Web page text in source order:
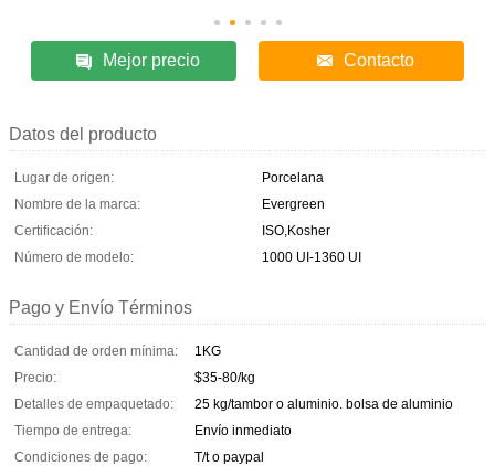
Mejor precio Contacto
Datos del producto
Lugar de origen:
Porcelana
Nombre de la marca:
Evergreen
Certificación:
ISO,Kosher
Número de modelo:
1000 UI-1360 UI
Pago y Envío Términos
Cantidad de orden mínima:
1KG
Precio:
$35-80/kg
Detalles de empaquetado:
25 kg/tambor o aluminio. bolsa de aluminio
Tiempo de entrega:
Envío inmediato
Condiciones de pago:
T/t o paypal